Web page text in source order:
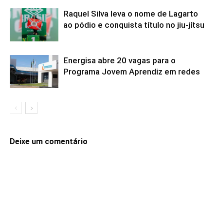
Raquel Silva leva o nome de Lagarto
ao pódio e conquista título no jiu-jítsu
Energisa abre 20 vagas para o
Programa Jovem Aprendiz em redes
Deixe um comentário